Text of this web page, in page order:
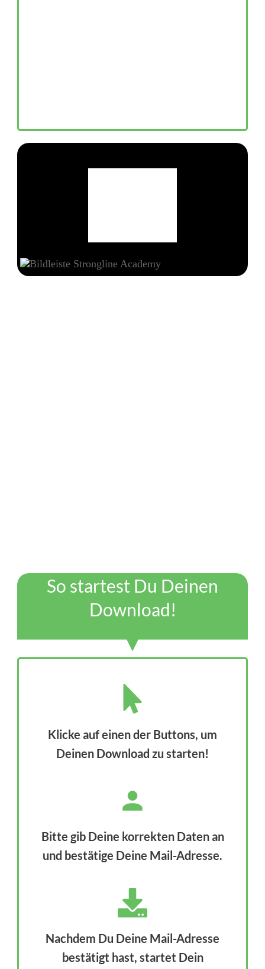
So startest Du Deinen
Download!
Klicke auf einen der Buttons, um
Deinen Download zu starten!
Bitte gib Deine korrekten Daten an
und bestätige Deine Mail-Adresse.
Nachdem Du Deine Mail-Adresse
bestätigt hast, startet Dein